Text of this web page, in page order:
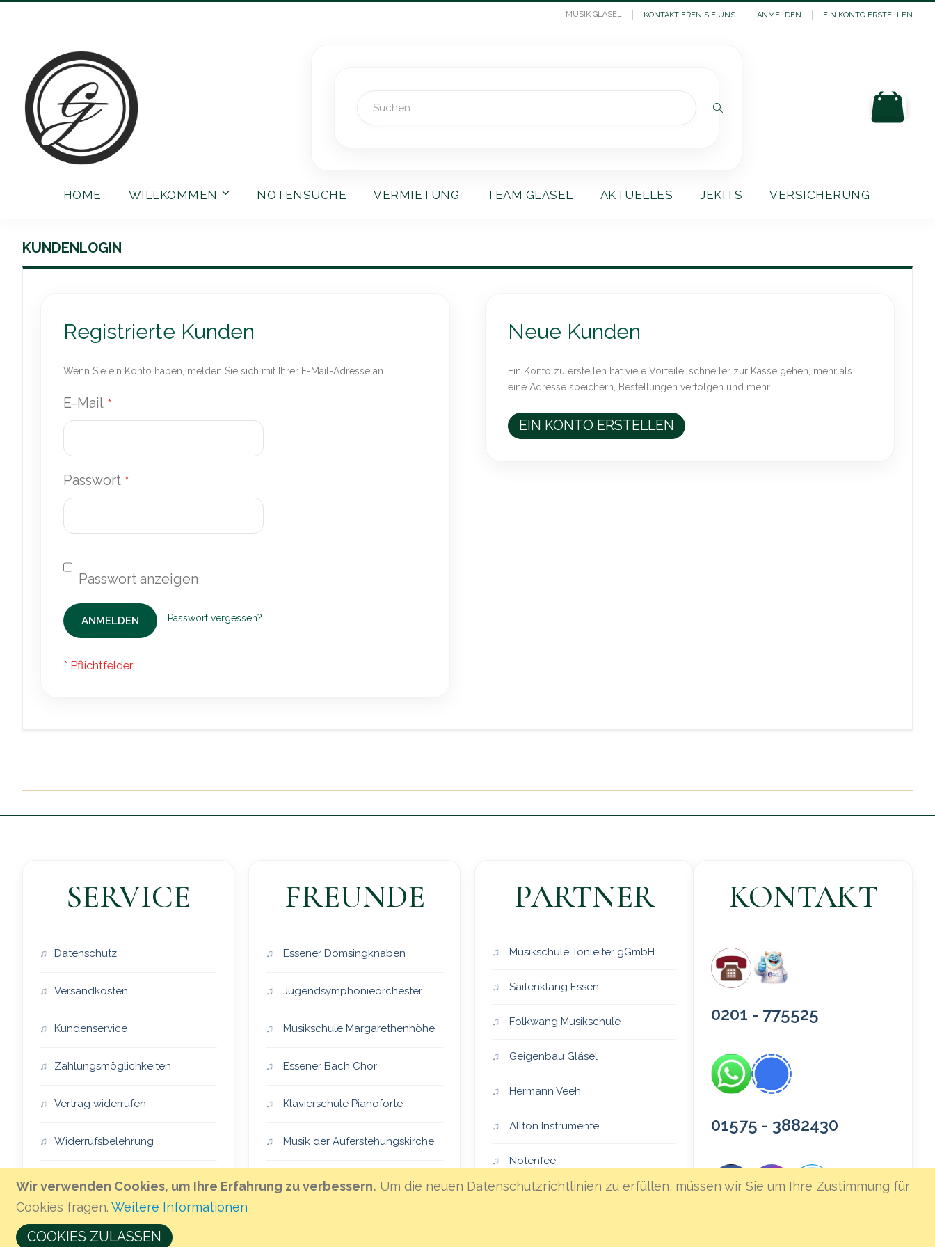
Wir verwenden Cookies, um Ihre Erfahrung zu verbessern. Um die neuen Datenschutzrichtlinien zu erfüllen, müssen wir Sie um Ihre Zustimmung für
Cookies fragen. Weitere Informationen
COOKIES ZULASSEN
MUSIK GLÄSEL KONTAKTIEREN SIE UNS ANMELDEN EIN KONTO ERSTELLEN
Suche
HOME WILLKOMMEN NOTENSUCHE VERMIETUNG TEAM GLÄSEL AKTUELLES JEKITS VERSICHERUNG
KUNDENLOGIN
Registrierte Kunden
Wenn Sie ein Konto haben, melden Sie sich mit Ihrer E-Mail-Adresse an.
E-Mail
Passwort
ANMELDEN Passwort vergessen?
Neue Kunden
Ein Konto zu erstellen hat viele Vorteile: schneller zur Kasse gehen, mehr als
eine Adresse speichern, Bestellungen verfolgen und mehr.
EIN KONTO ERSTELLEN
SERVICE
Datenschutz
Versandkosten
Kundenservice
Zahlungsmöglichkeiten
Vertrag widerrufen
Widerrufsbelehrung
Impressum
FREUNDE
Essener Domsingknaben
Jugendsymphonieorchester
Musikschule Margarethenhöhe
Essener Bach Chor
Klavierschule Pianoforte
Musik der Auferstehungskirche
Essener Vocalensemble
PARTNER
Musikschule Tonleiter gGmbH
Saitenklang Essen
Folkwang Musikschule
Geigenbau Gläsel
Hermann Veeh
Allton Instrumente
Notenfee
KONTAKT
0201 - 775525
01575 - 3882430